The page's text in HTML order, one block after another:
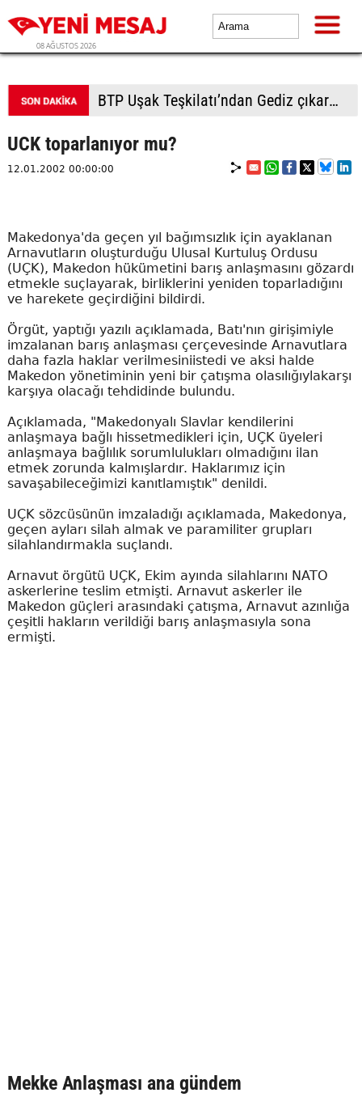
08 AĞUSTOS 2026
BTP Uşak Teşkilatı’ndan Gediz çıkarması: Anma etkinliği ve esnaf ziyaretlerinde yoğun ilgi
UCK toparlanıyor mu?
12.01.2002 00:00:00
Makedonya'da geçen yıl bağımsızlık için ayaklanan
Arnavutların oluşturduğu Ulusal Kurtuluş Ordusu
(UÇK), Makedon hükümetini barış anlaşmasını gözardı
etmekle suçlayarak, birliklerini yeniden toparladığını
ve harekete geçirdiğini bildirdi.
Örgüt, yaptığı yazılı açıklamada, Batı'nın girişimiyle
imzalanan barış anlaşması çerçevesinde Arnavutlara
daha fazla haklar verilmesiniistedi ve aksi halde
Makedon yönetiminin yeni bir çatışma olasılığıylakarşı
karşıya olacağı tehdidinde bulundu.
Açıklamada, "Makedonyalı Slavlar kendilerini
anlaşmaya bağlı hissetmedikleri için, UÇK üyeleri
anlaşmaya bağlılık sorumlulukları olmadığını ilan
etmek zorunda kalmışlardır. Haklarımız için
savaşabileceğimizi kanıtlamıştık" denildi.
UÇK sözcüsünün imzaladığı açıklamada, Makedonya,
geçen ayları silah almak ve paramiliter grupları
silahlandırmakla suçlandı.
Arnavut örgütü UÇK, Ekim ayında silahlarını NATO
askerlerine teslim etmişti. Arnavut askerler ile
Makedon güçleri arasındaki çatışma, Arnavut azınlığa
çeşitli hakların verildiği barış anlaşmasıyla sona
ermişti.
Mekke Anlaşması ana gündem